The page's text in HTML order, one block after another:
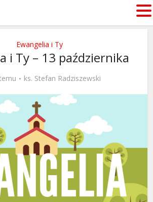
Ewangelia i Ty
i Ty – 13 października
ks. Stefan Radziszewski